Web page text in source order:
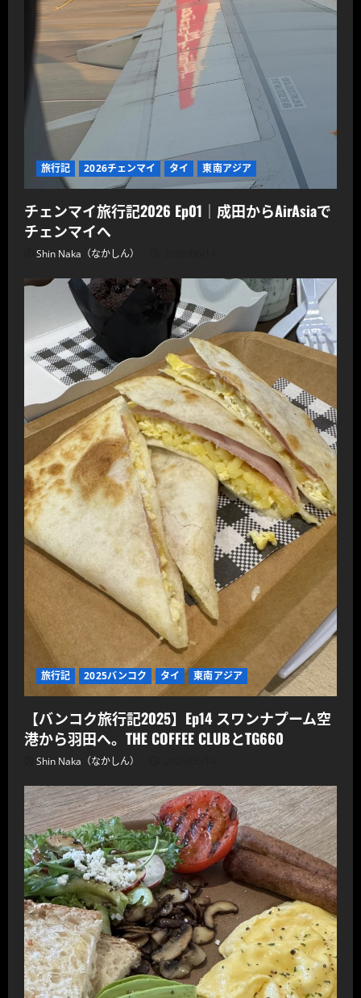
旅行記 2026チェンマイ タイ 東南アジア
チェンマイ旅行記2026 Ep01｜成田からAirAsiaで
チェンマイへ
Shin Naka（なかしん）
旅行記 2025バンコク タイ 東南アジア
【バンコク旅行記2025】Ep14 スワンナプーム空
港から羽田へ。THE COFFEE CLUBとTG660
Shin Naka（なかしん）